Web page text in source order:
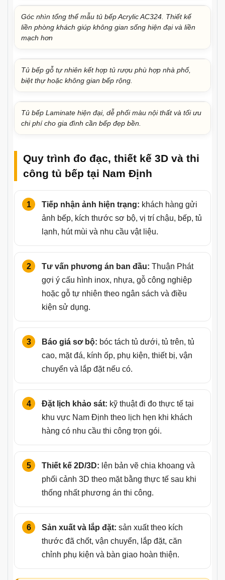
Góc nhìn tổng thể mẫu tủ bếp Acrylic AC324. Thiết kế
liền phòng khách giúp không gian sống hiện đại và liền
mạch hơn
Tủ bếp gỗ tự nhiên kết hợp tủ rượu phù hợp nhà phố,
biệt thự hoặc không gian bếp rộng.
Tủ bếp Laminate hiện đại, dễ phối màu nội thất và tối ưu
chi phí cho gia đình cần bếp đẹp bền.
Quy trình đo đạc, thiết kế 3D và thi
công tủ bếp tại Nam Định
Tiếp nhận ảnh hiện trạng: khách hàng gửi
ảnh bếp, kích thước sơ bộ, vị trí chậu, bếp, tủ
lạnh, hút mùi và nhu cầu vật liệu.
Tư vấn phương án ban đầu: Thuận Phát
gợi ý cấu hình inox, nhựa, gỗ công nghiệp
hoặc gỗ tự nhiên theo ngân sách và điều
kiện sử dụng.
Báo giá sơ bộ: bóc tách tủ dưới, tủ trên, tủ
cao, mặt đá, kính ốp, phụ kiện, thiết bị, vận
chuyển và lắp đặt nếu có.
Đặt lịch khảo sát: kỹ thuật đi đo thực tế tại
khu vực Nam Định theo lịch hẹn khi khách
hàng có nhu cầu thi công trọn gói.
Thiết kế 2D/3D: lên bản vẽ chia khoang và
phối cảnh 3D theo mặt bằng thực tế sau khi
thống nhất phương án thi công.
Sản xuất và lắp đặt: sản xuất theo kích
thước đã chốt, vận chuyển, lắp đặt, căn
chỉnh phụ kiện và bàn giao hoàn thiện.